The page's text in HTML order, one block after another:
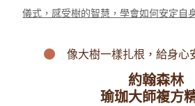
儀式，感受樹的智慧，學會如何安定自
像大樹一樣扎根， 給身心
約翰森林
瑜珈大師複方